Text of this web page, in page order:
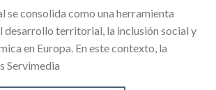
se consolida como una herramienta
desarrollo territorial, la inclusión social y
en Europa. En este contexto, la
Servimedia